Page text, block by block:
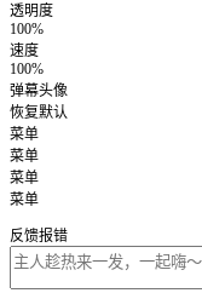
透明度
100%
速度
100%
弹幕头像
恢复默认
菜单
菜单
菜单
菜单
反馈报错